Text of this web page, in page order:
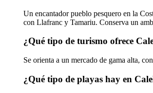
Un encantador pueblo pesquero en la
con Llafranc y Tamariu. Conserva un
¿Qué tipo de turismo ofrece
Se orienta a un mercado de gama alta,
¿Qué tipo de playas hay en